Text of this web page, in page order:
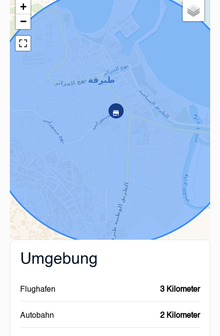
+
−
Umgebung
Flughafen 3 Kilometer
Autobahn 2 Kilometer